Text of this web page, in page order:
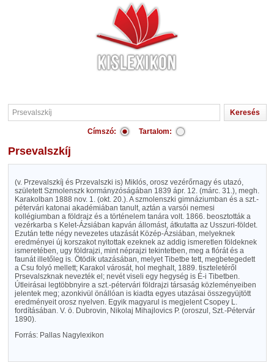
Címszó: Tartalom:
Prsevalszkíj
(v. Przevalszkíj és Przevalszki is) Miklós, orosz vezérőrnagy és utazó,
született Szmolenszk kormányzóságában 1839 ápr. 12. (márc. 31.), megh.
Karakolban 1888 nov. 1. (okt. 20.). A szmolenszki gimnáziumban és a szt.-
pétervári katonai akadémiában tanult, aztán a varsói nemesi
kollégiumban a földrajz és a történelem tanára volt. 1866. beosztották a
vezérkarba s Kelet-Ázsiában kapván állomást, átkutatta az Usszuri-földet.
Ezután tette négy nevezetes utazását Közép-Ázsiában, melyeknek
eredményei új korszakot nyitottak ezeknek az addig ismeretlen földeknek
ismeretében, ugy földrajzi, mint néprajzi tekintetben, meg a flórát és a
faunát illetőleg is. Ötödik utazásában, melyet Tibetbe tett, megbetegedett
a Csu folyó mellett; Karakol városát, hol meghalt, 1889. tiszteletéről
Prsevalszknak nevezték el; nevét viseli egy hegység is É-i Tibetben.
Útleirásai legtöbbnyire a szt.-pétervári földrajzi társaság közleményeiben
jelentek meg; azonkivül önállóan is kiadta egyes utazásai összegyüjtött
eredményeit orosz nyelven. Egyik magyarul is megjelent Csopey L.
fordításában. V. ö. Dubrovin, Nikolaj Mihajlovics P. (oroszul, Szt.-Pétervár
1890).
Forrás: Pallas Nagylexikon